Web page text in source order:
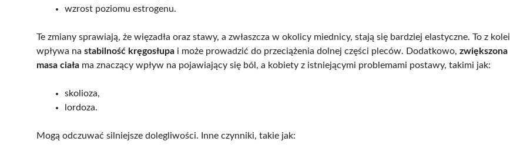
wzrost poziomu estrogenu.
Te zmiany sprawiają, że więzadła oraz stawy, a zwłaszcza w okolicy miednicy, stają się bardziej elastyczne. To z kolei
wpływa na stabilność kręgosłupa i może prowadzić do przeciążenia dolnej części pleców. Dodatkowo, zwiększona
masa ciała ma znaczący wpływ na pojawiający się ból, a kobiety z istniejącymi problemami postawy, takimi jak:
skolioza,
lordoza.
Mogą odczuwać silniejsze dolegliwości. Inne czynniki, takie jak: